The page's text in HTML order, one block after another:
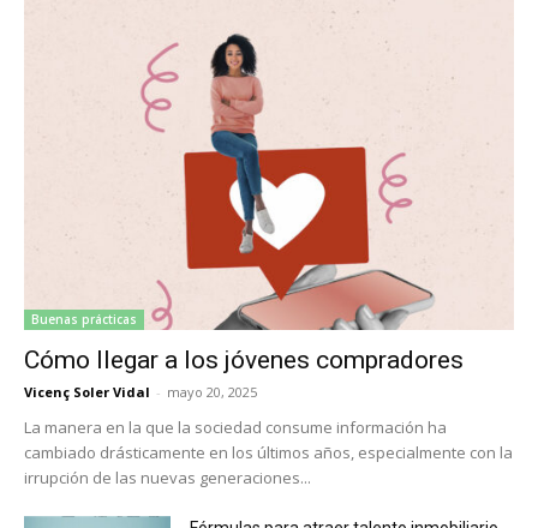
Buenas prácticas
Cómo llegar a los jóvenes compradores
Vicenç Soler Vidal - mayo 20, 2025
La manera en la que la sociedad consume información ha
cambiado drásticamente en los últimos años, especialmente con la
irrupción de las nuevas generaciones...